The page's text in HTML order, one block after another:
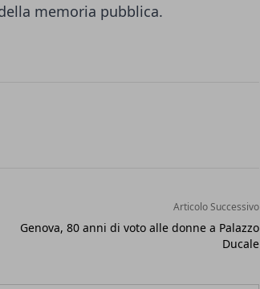
memoria pubblica.
Articolo Successivo
Genova, 80 anni di voto alle donne a Palazzo
Ducale